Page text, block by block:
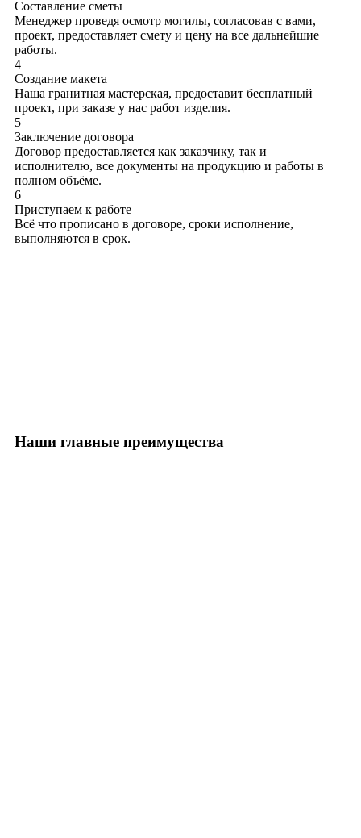
Составление сметы
Менеджер проведя осмотр могилы, согласовав с вами,
проект, предоставляет смету и цену на все дальнейшие
работы.
4
Создание макета
Наша гранитная мастерская, предоставит бесплатный
проект, при заказе у нас работ изделия.
5
Заключение договора
Договор предоставляется как заказчику, так и
исполнителю, все документы на продукцию и работы в
полном объёме.
6
Приступаем к работе
Всё что прописано в договоре, сроки исполнение,
выполняются в срок.
Наши главные преимущества